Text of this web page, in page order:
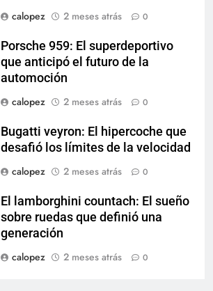
calopez
2 meses atrás 0
Porsche 959: El superdeportivo
que anticipó el futuro de la
automoción
calopez
2 meses atrás 0
Bugatti veyron: El hipercoche que
desafió los límites de la velocidad
calopez
2 meses atrás 0
El lamborghini countach: El sueño
sobre ruedas que definió una
generación
calopez
2 meses atrás 0